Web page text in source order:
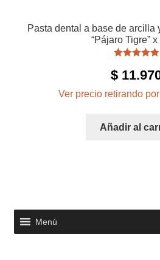
Pasta dental a base de arcilla
“Pájaro Tigre”
5.00de 5
$
Ver precio retirando
Añadir al
Menú